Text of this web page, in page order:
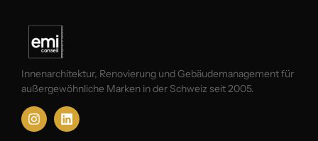
Innenarchitektur, Renovierung und Gebäudemanagement für
außergewöhnliche Marken in der Schweiz seit 2005.